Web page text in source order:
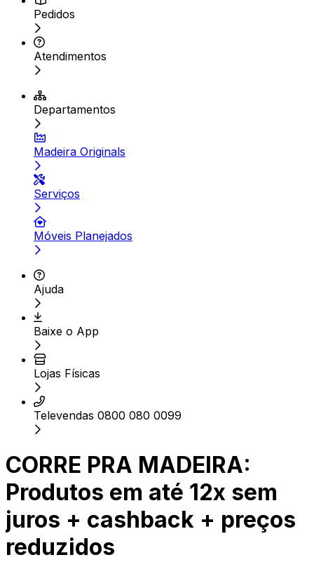
Pedidos
Atendimentos
Departamentos
Madeira Originals
Serviços
Móveis Planejados
Ajuda
Baixe o App
Lojas Físicas
Televendas 0800 080 0099
CORRE PRA MADEIRA:
Produtos em até 12x sem
juros + cashback + preços
reduzidos